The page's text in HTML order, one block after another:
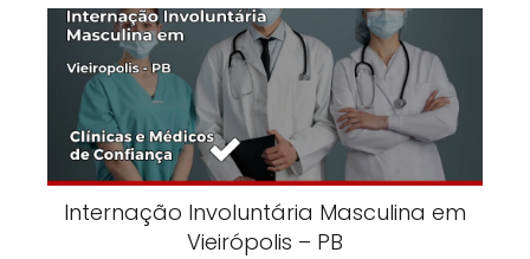
Internação Involuntária Masculina em
Vieirópolis – PB